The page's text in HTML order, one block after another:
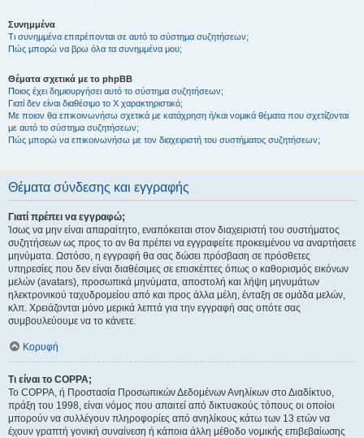
Συνημμένα
Τι συνημμένα επιτρέπονται σε αυτό το σύστημα συζητήσεων;
Πώς μπορώ να βρω όλα τα συνημμένα μου;
Θέματα σχετικά με το phpBB
Ποιος έχει δημιουργήσει αυτό το σύστημα συζητήσεων;
Γιατί δεν είναι διαθέσιμο το Χ χαρακτηριστικό;
Με ποιον θα επικοινωνήσω σχετικά με κατάχρηση ή/και νομικά θέματα που σχετίζονται
με αυτό το σύστημα συζητήσεων;
Πώς μπορώ να επικοινωνήσω με τον διαχειριστή του συστήματος συζητήσεων;
Θέματα σύνδεσης και εγγραφής
Γιατί πρέπει να εγγραφώ;
Ίσως να μην είναι απαραίτητο, εναπόκειται στον διαχειριστή του συστήματος
συζητήσεων ως προς το αν θα πρέπει να εγγραφείτε προκειμένου να αναρτήσετε
μηνύματα. Ωστόσο, η εγγραφή θα σας δώσει πρόσβαση σε πρόσθετες
υπηρεσίες που δεν είναι διαθέσιμες σε επισκέπτες όπως ο καθορισμός εικόνων
μελών (avatars), προσωπικά μηνύματα, αποστολή και λήψη μηνυμάτων
ηλεκτρονικού ταχυδρομείου από και προς άλλα μέλη, ένταξη σε ομάδα μελών,
κλπ. Χρειάζονται μόνο μερικά λεπτά για την εγγραφή σας οπότε σας
συμβουλεύουμε να το κάνετε.
Κορυφή
Τι είναι το COPPA;
Το COPPA, ή Προστασία Προσωπικών Δεδομένων Ανηλίκων στο Διαδίκτυο,
πράξη του 1998, είναι νόμος που απαιτεί από δικτυακούς τόπους οι οποίοι
μπορούν να συλλέγουν πληροφορίες από ανηλίκους κάτω των 13 ετών να
έχουν γραπτή γονική συναίνεση ή κάποια άλλη μέθοδο νομικής επιβεβαίωσης